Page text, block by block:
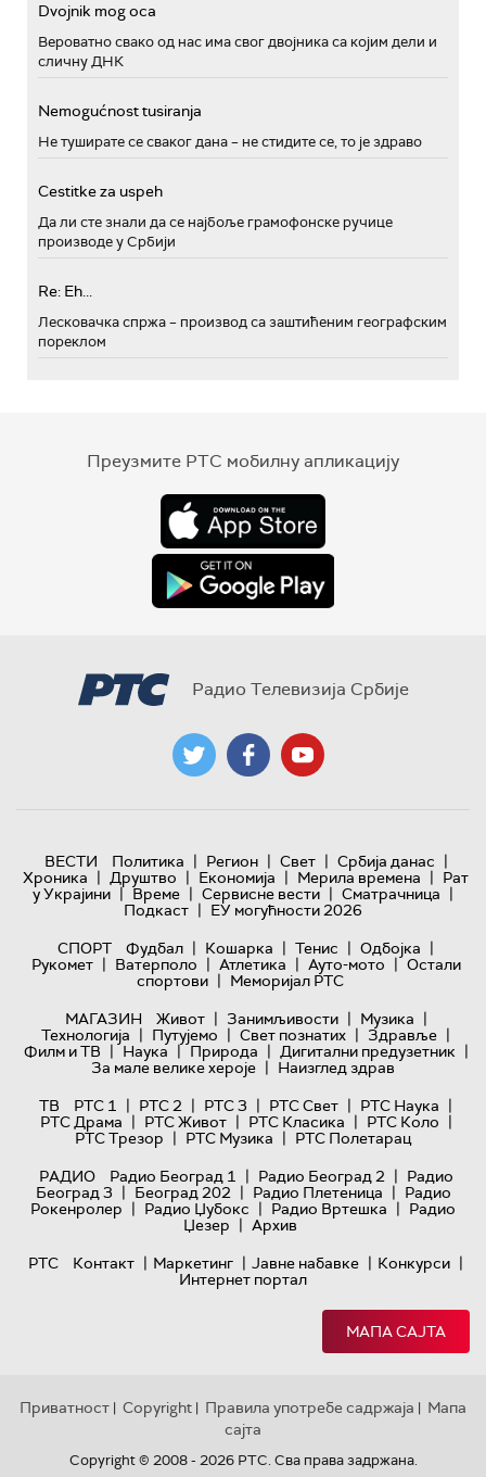
Dvojnik mog oca
Вероватно свако од нас има свог двојника са којим дели и
сличну ДНК
Nemogućnost tusiranja
Не туширате се сваког дана – не стидите се, то је здраво
Cestitke za uspeh
Да ли сте знали да се најбоље грамофонске ручице
производе у Србији
Re: Eh...
Лесковачка спржа – производ са заштићеним географским
пореклом
Преузмите РТС мобилну апликацију
Радио Телевизија Србије
ВЕСТИ Политика | Регион | Свет | Србија данас |
Хроника | Друштво | Економија | Мерила времена | Рат
у Украјини | Време | Сервисне вести | Сматрачница |
Подкаст | ЕУ могућности 2026
СПОРТ
Фудбал | Кошарка | Тенис | Одбојка |
Рукомет | Ватерполо | Атлетика | Ауто-мото | Остали
спортови | Меморијал РТС
МАГАЗИН
Живот | Занимљивости | Музика |
Технологијa | Путујемо | Свет познатих | Здравље |
Филм и ТВ | Наука | Природа | Дигитални предузетник |
За мале велике хероје | Наизглед здрав
ТВ
РТС 1 | РТС 2 | РТС 3 | РТС Свет | РТС Наука |
РТС Драма | РТС Живот | РТС Класика | РТС Коло |
РТС Трезор | РТС Музика | РТС Полетарац
РАДИО
Радио Београд 1 | Радио Београд 2 | Радио
Београд 3 | Београд 202 | Радио Плетеница | Радио
Рокенролер | Радио Џубокс | Радио Вртешка | Радио
Џезер | Архив
РТС
Контакт | Маркетинг | Јавне набавке | Конкурси |
Интернет портал
МАПА САЈТА
Приватност | Copyright | Правила употребе садржаја | Мапа
сајта
Copyright © 2008 - 2026 РТС. Сва права задржана.